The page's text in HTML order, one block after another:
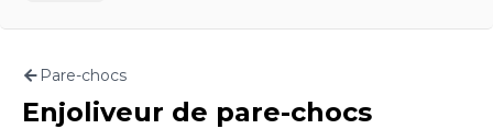
Motorisation
Pare-chocs
Enjoliveur de pare-chocs